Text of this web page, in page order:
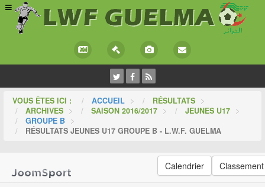
VOUS ÊTES ICI : ACCUEIL > RÉSULTATS >
ARCHIVES > SAISON 2016/2017 > JEUNES U17 >
GROUPE B >
RÉSULTATS JEUNES U17 GROUPE B - L.W.F. GUELMA
Calendrier Classement